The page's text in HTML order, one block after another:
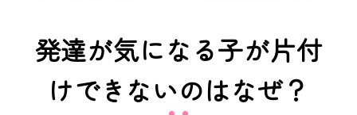
発達が気になる子が片付
けできないのはなぜ？